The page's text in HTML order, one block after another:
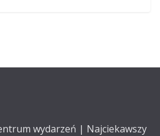
wydarzeń | Najciekawszy